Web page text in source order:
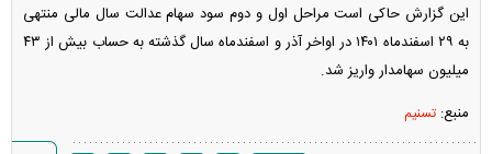
این گزارش حاکی است مراحل اول و دوم سود سهام عدالت سال مالی منتهی
به ۲۹ اسفندماه ۱۴۰۱ در اواخر آذر و اسفندماه سال گذشته به حساب بیش از ۴۳
میلیون سهامدار واریز شد.
منبع: تسنیم